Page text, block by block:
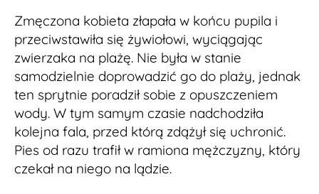
Zmęczona kobieta złapała w końcu pupila i
przeciwstawiła się żywiołowi, wyciągając
zwierzaka na plażę. Nie była w stanie
samodzielnie doprowadzić go do plaży, jednak
ten sprytnie poradził sobie z opuszczeniem
wody. W tym samym czasie nadchodziła
kolejna fala, przed którą zdążył się uchronić.
Pies od razu trafił w ramiona mężczyzny, który
czekał na niego na lądzie.